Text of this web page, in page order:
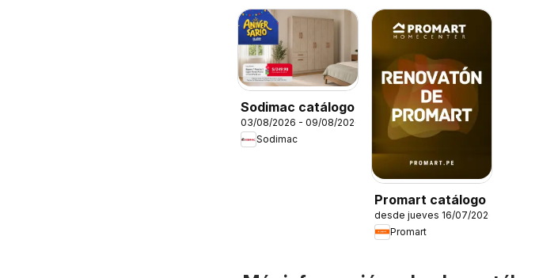
Sodimac catálogo
03/08/2026 - 09/08/2026
Sodimac
Promart catálogo
desde jueves 16/07/2026
Promart